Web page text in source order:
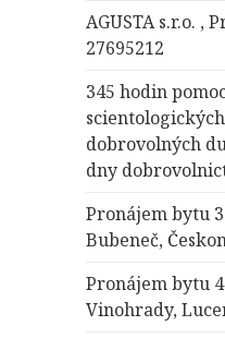
AGUSTA s.r.o. ,
27695212
345 hodin
scientologických
dobrovolných
dny
Pronájem bytu
Bubeneč,
Pronájem bytu
Vinohrady,